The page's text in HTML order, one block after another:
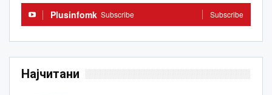
Plusinfomk Subscribe Subscribe
Најчитани